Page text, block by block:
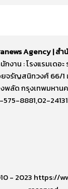
Agency | สำ
กงาน : โรงแรมเดอ
จรัญสนิทวงศ์ 66/1
พลัด กรุงเทพมหาน
8881,02-
- 2023 https://